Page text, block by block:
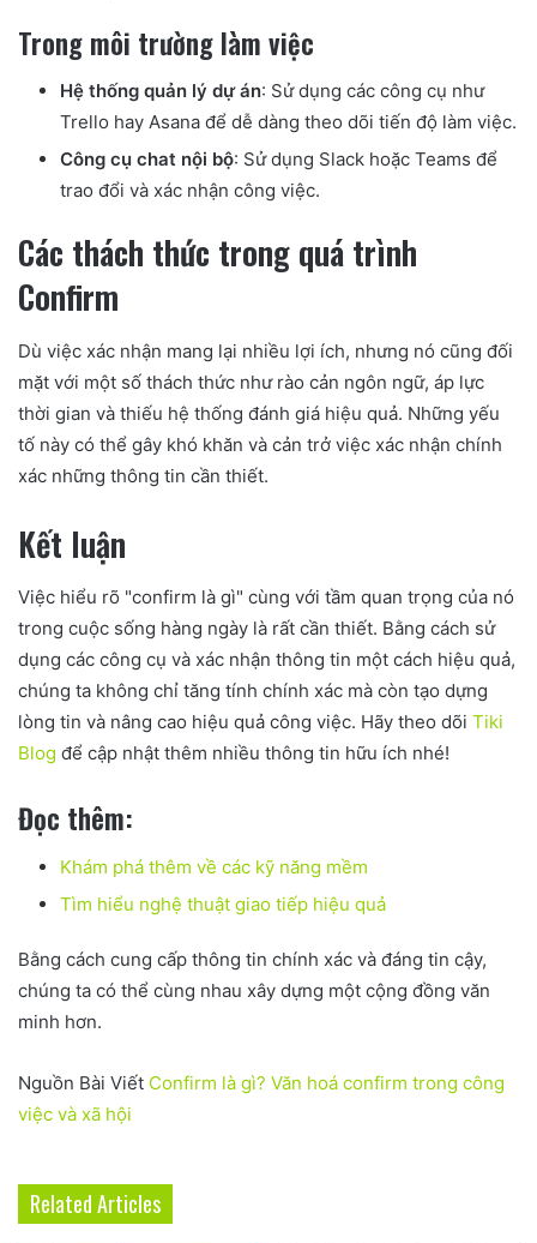
Trong môi trường làm việc
Hệ thống quản lý dự án: Sử dụng các công cụ như
Trello hay Asana để dễ dàng theo dõi tiến độ làm việc.
Công cụ chat nội bộ: Sử dụng Slack hoặc Teams để
trao đổi và xác nhận công việc.
Các thách thức trong quá trình
Confirm
Dù việc xác nhận mang lại nhiều lợi ích, nhưng nó cũng đối
mặt với một số thách thức như rào cản ngôn ngữ, áp lực
thời gian và thiếu hệ thống đánh giá hiệu quả. Những yếu
tố này có thể gây khó khăn và cản trở việc xác nhận chính
xác những thông tin cần thiết.
Kết luận
Việc hiểu rõ "confirm là gì" cùng với tầm quan trọng của nó
trong cuộc sống hàng ngày là rất cần thiết. Bằng cách sử
dụng các công cụ và xác nhận thông tin một cách hiệu quả,
chúng ta không chỉ tăng tính chính xác mà còn tạo dựng
lòng tin và nâng cao hiệu quả công việc. Hãy theo dõi Tiki
Blog để cập nhật thêm nhiều thông tin hữu ích nhé!
Đọc thêm:
Khám phá thêm về các kỹ năng mềm
Tìm hiểu nghệ thuật giao tiếp hiệu quả
Bằng cách cung cấp thông tin chính xác và đáng tin cậy,
chúng ta có thể cùng nhau xây dựng một cộng đồng văn
minh hơn.
Nguồn Bài Viết Confirm là gì? Văn hoá confirm trong công
việc và xã hội
Related Articles